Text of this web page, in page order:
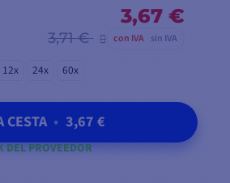
3,67 €
3,71 € con IVA sin IVA
12x 24x 60x
CESTA • 3,67 €
DEL PROVEEDOR